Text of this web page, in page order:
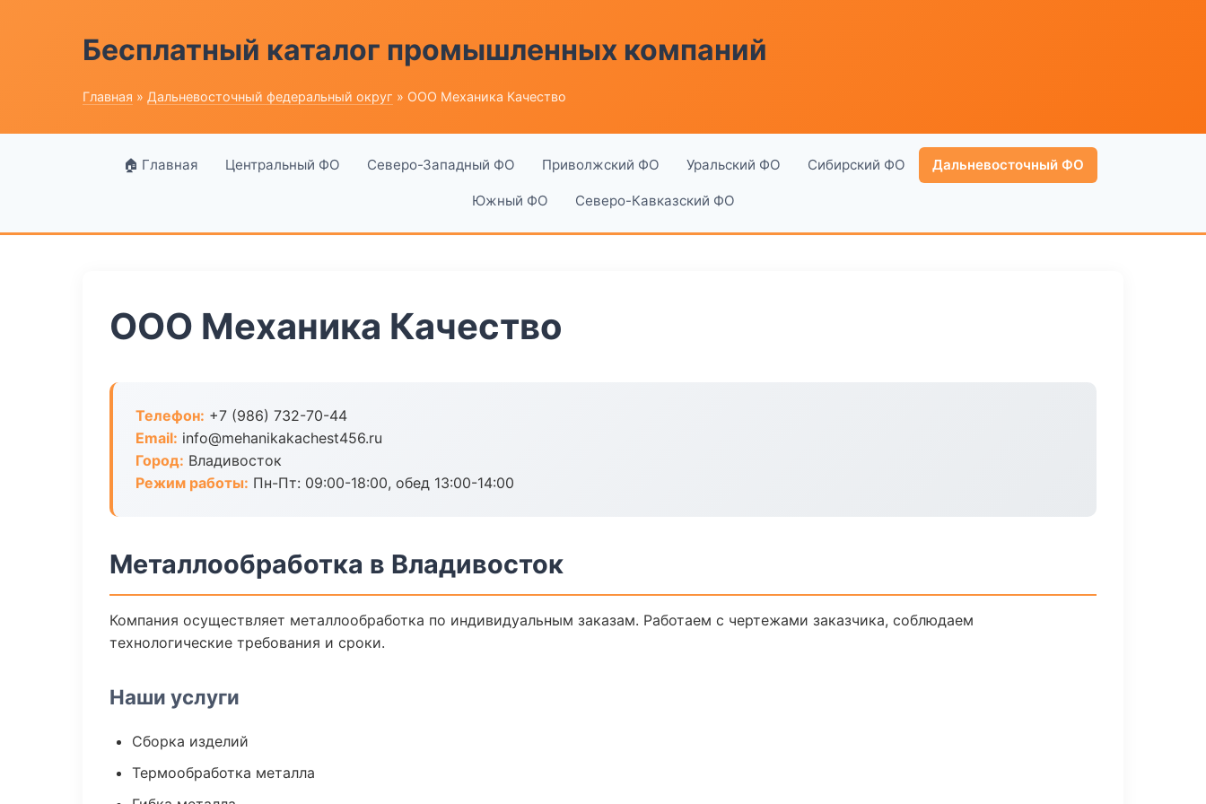
Бесплатный каталог промышленных компаний
Главная » Дальневосточный федеральный округ » ООО Механика Качество
🏠 Главная Центральный ФО Северо-Западный ФО Приволжский ФО Уральский ФО Сибирский ФО Дальневосточный ФО
Южный ФО Северо-Кавказский ФО
ООО Механика Качество
Телефон: +7 (986) 732-70-44
Email: info@mehanikakachest456.ru
Город: Владивосток
Режим работы: Пн-Пт: 09:00-18:00, обед 13:00-14:00
Металлообработка в Владивосток
Компания осуществляет металлообработка по индивидуальным заказам. Работаем с чертежами заказчика, соблюдаем
технологические требования и сроки.
Наши услуги
Сборка изделий
Термообработка металла